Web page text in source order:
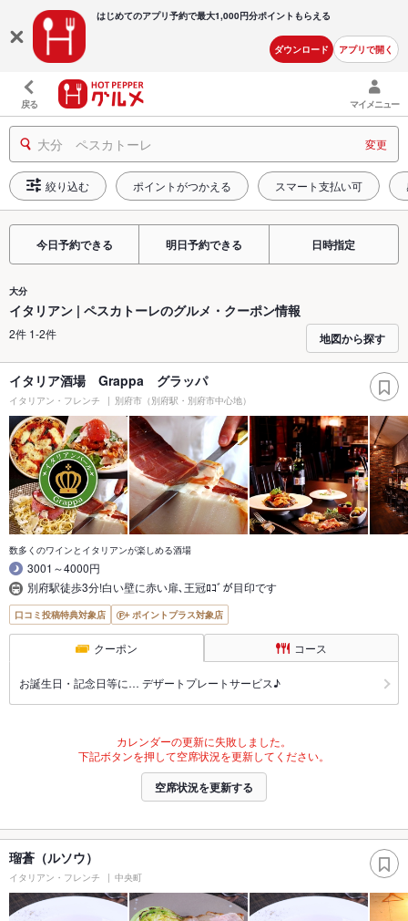
はじめてのアプリ予約で最大1,000円分ポイントもらえる
ダウンロード アプリで開く
戻る マイメニュー
大分 ペスカトーレ 変更
絞り込む ポイントがつかえる スマート支払い可
今日予約できる 明日予約できる 日時指定
大分
イタリアン | ペスカトーレのグルメ・クーポン情報
2件 1-2件 地図から探す
イタリア酒場 Grappa グラッパ
イタリアン・フレンチ 別府市（別府駅・別府市中心地）
数多くのワインとイタリアンが楽しめる酒場
3001～4000円
別府駅徒歩3分!白い壁に赤い扉､王冠ﾛｺﾞが目印です
口コミ投稿特典対象店 ポイントプラス対象店
クーポン コース
お誕生日・記念日等に… デザートプレートサービス♪
カレンダーの更新に失敗しました。
下記ボタンを押して空席状況を更新してください。
空席状況を更新する
瑠蒼（ルソウ）
イタリアン・フレンチ 中央町